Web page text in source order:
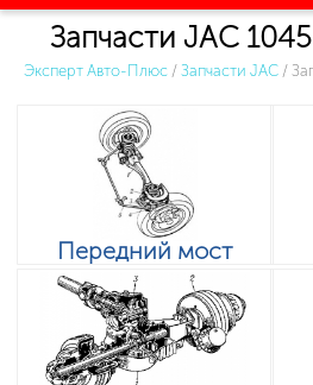
Запчасти JAC
Эксперт Авто-Плюс / Запчасти JAC /
Передний мост